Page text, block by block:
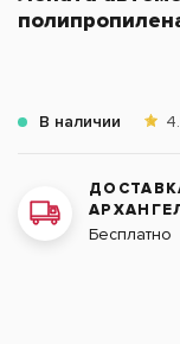
В наличии
Бесплатно